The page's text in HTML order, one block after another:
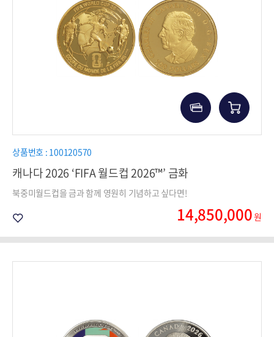
상품번호 : 100120570
캐나다 2026 ‘FIFA 월드컵 2026™’ 금화
북중미월드컵을 금과 함께 영원히 기념하고 싶다면!
14,850,000원